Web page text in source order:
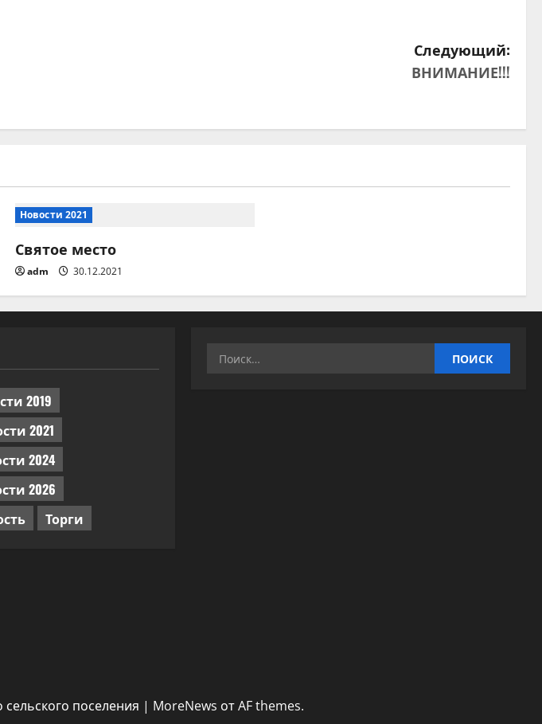
Следующий:
ВНИМАНИЕ!!!
Новости 2021
Святое место
adm 30.12.2021
2019
2021
2024
2026
Торги
Найти:
поселения | MoreNews от AF themes.